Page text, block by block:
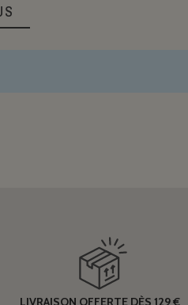
LIVRAISON OFFERTE DÈS 129 €